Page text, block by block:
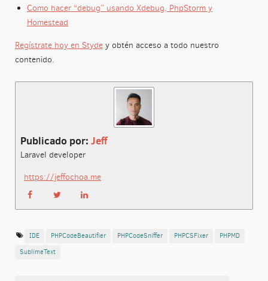
Como hacer “debug” usando Xdebug, PhpStorm y
Homestead
Regístrate hoy en Stydey obtén acceso a todo nuestro
contenido.
Publicado por: Jeff
Laravel developer
https://jeffochoa.me
IDE PHPCodeBeautifier PHPCodeSniffer PHPCSFixer
PHPMD
SublimeText